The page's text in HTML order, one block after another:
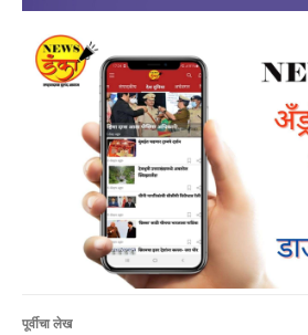
पूर्वीचा लेख